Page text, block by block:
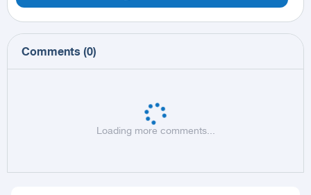
Comments (0)
Loading more comments...